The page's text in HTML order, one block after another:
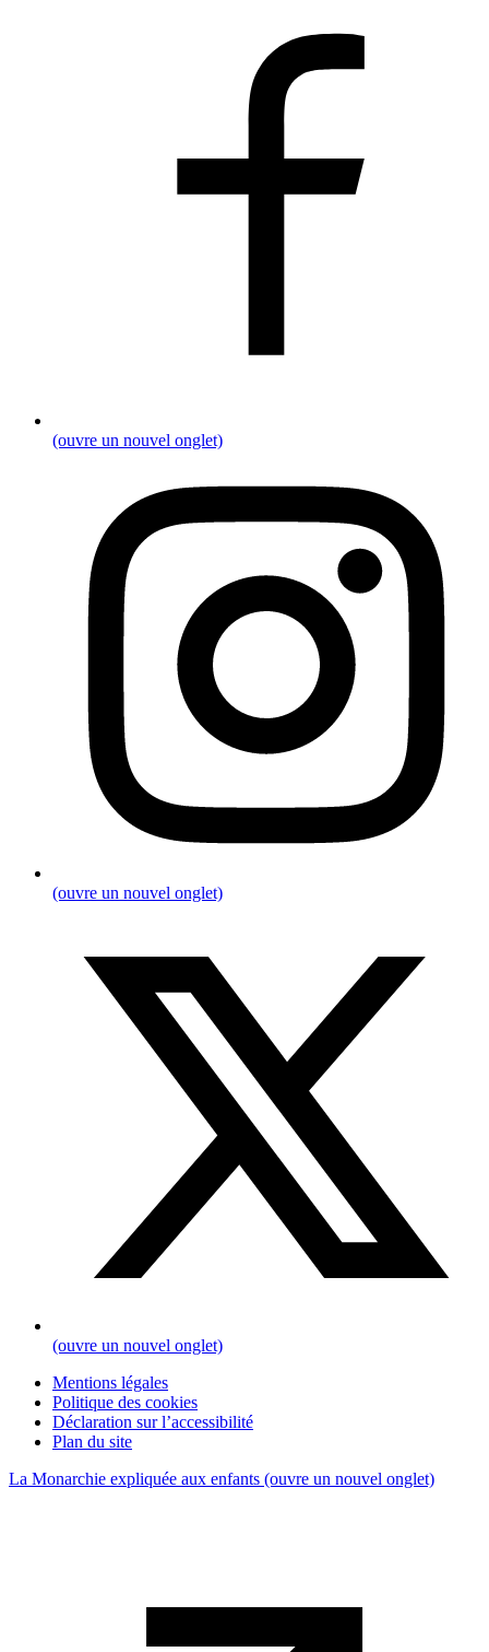
(ouvre un nouvel onglet)
(ouvre un nouvel onglet)
(ouvre un nouvel onglet)
Mentions légales
Politique des cookies
Déclaration sur l’accessibilité
Plan du site
La Monarchie expliquée aux enfants (ouvre un nouvel onglet)